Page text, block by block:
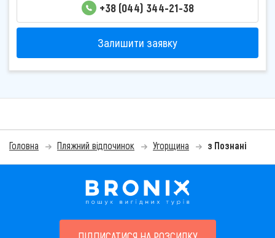
+38 (044) 344-21-38
Залишити заявку
Головна Пляжний відпочинок Угорщина з Познані